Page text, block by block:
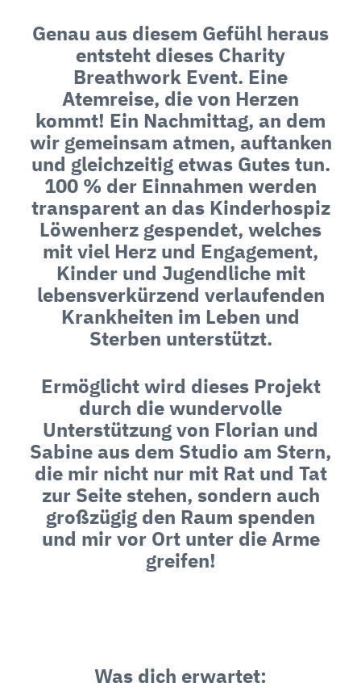
Genau aus diesem Gefühl heraus
entsteht dieses Charity
Breathwork Event. Eine
Atemreise, die von Herzen
kommt! Ein Nachmittag, an dem
wir gemeinsam atmen, auftanken
und gleichzeitig etwas Gutes tun.
100 % der Einnahmen werden
transparent an das Kinderhospiz
Löwenherz gespendet, welches
mit viel Herz und Engagement,
Kinder und Jugendliche mit
lebensverkürzend verlaufenden
Krankheiten im Leben und
Sterben unterstützt.
Ermöglicht wird dieses Projekt
durch die wundervolle
Unterstützung von Florian und
Sabine aus dem Studio am Stern,
die mir nicht nur mit Rat und Tat
zur Seite stehen, sondern auch
großzügig den Raum spenden
und mir vor Ort unter die Arme
greifen!
Was dich erwartet: